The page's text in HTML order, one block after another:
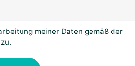
meiner Daten gemäß der
zu.